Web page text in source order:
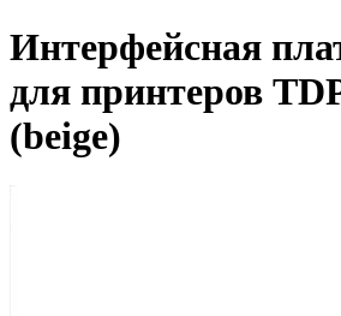
Интерфейсная
для принтеров
(beige)